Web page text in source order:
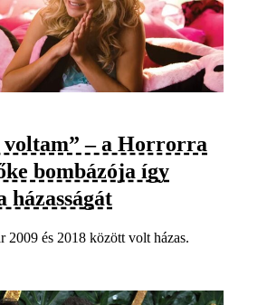
voltam” – a Horrorra
bombázója így
házasságát
2009 és 2018 között volt házas.